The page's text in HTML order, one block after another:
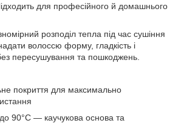
для професійного й домашнього
розподіл тепла під час сушіння
волоссю форму, гладкість і
пересушування та пошкоджень.
покриття для максимально
до 90°C — каучукова основа та